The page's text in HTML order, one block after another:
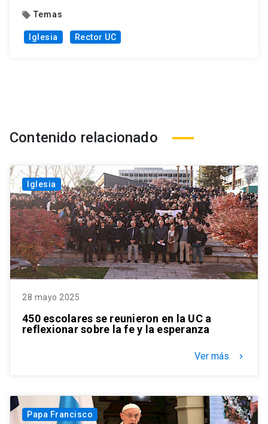
local_offer Temas
Iglesia Rector UC
Contenido relacionado
Iglesia
28 mayo 2025
450 escolares se reunieron en la UC a
reflexionar sobre la fe y la esperanza
Ver más keyboard_arrow_right
Papa Francisco